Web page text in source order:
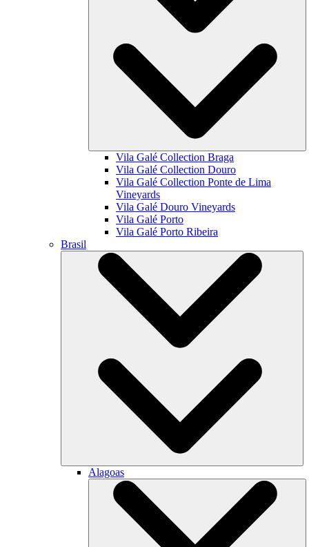
Vila Galé Collection Braga
Vila Galé Collection Douro
Vila Galé Collection Ponte de Lima
Vineyards
Vila Galé Douro Vineyards
Vila Galé Porto
Vila Galé Porto Ribeira
Brasil
Alagoas